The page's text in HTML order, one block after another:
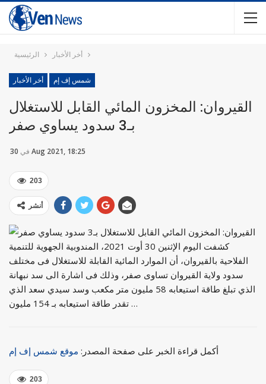
الرئيسية أخر الأخبار
أخر الأخبار شمس إف إم
القيروان: المخزون المائي القابل للاستغلال
بـ3 سدود يساوي صفر
في 30 Aug 2021, 18:25
203
أنشر
كشفت اليوم الإثنين 30 أوت 2021، المندوبية الجهوية للتنمية
الفلاحية بالقيروان، أن الموارد المائية القابلة للاستغلال فى مختلف
سدود ولاية القيروان تساوى صفر، وذلك فى اشارة الى سد نبهانة
الذي تبلغ طاقة استيعابه 58 مليون متر مكعب وسد سيدي سعد الذي
تقدر طاقة استيعابه بـ 154 مليون …
أكمل قراءة الخبر على صفحة المصدر: موقع شمس إف إم
203